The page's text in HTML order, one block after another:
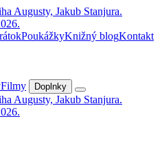
PoukážkyKnižný blogKontakt
Filmy Doplnky